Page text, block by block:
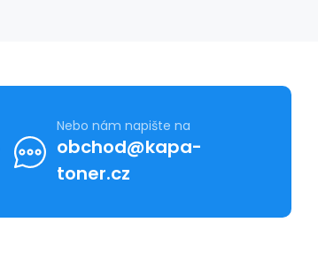
Nebo nám napište na
obchod@kapa-
toner.cz